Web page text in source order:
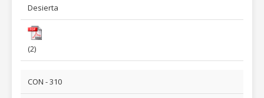
Desierta
(2)
CON - 310